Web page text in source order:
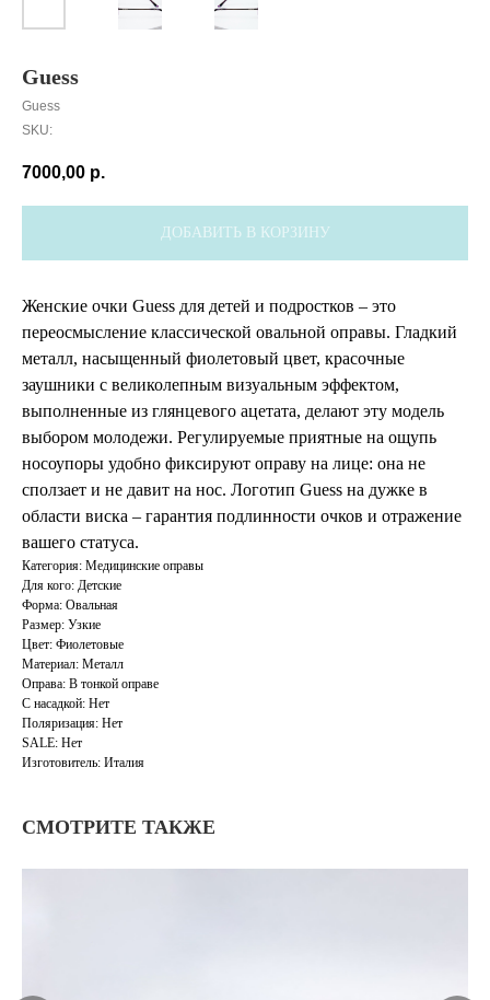
Guess
Guess
SKU:
7000,00 р.
ДОБАВИТЬ В КОРЗИНУ
Женские очки Guess для детей и подростков – это
переосмысление классической овальной оправы. Гладкий
металл, насыщенный фиолетовый цвет, красочные
заушники с великолепным визуальным эффектом,
выполненные из глянцевого ацетата, делают эту модель
выбором молодежи. Регулируемые приятные на ощупь
носоупоры удобно фиксируют оправу на лице: она не
сползает и не давит на нос. Логотип Guess на дужке в
области виска – гарантия подлинности очков и отражение
вашего статуса.
Категория: Медицинские оправы
Для кого: Детские
Форма: Овальная
Размер: Узкие
Цвет: Фиолетовые
Материал: Металл
Оправа: В тонкой оправе
С насадкой: Нет
Поляризация: Нет
SALE: Нет
Изготовитель: Италия
СМОТРИТЕ ТАКЖЕ